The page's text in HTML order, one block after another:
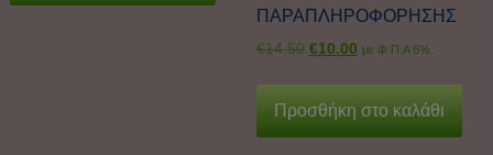
ΠΑΡΑΠΛΗΡΟΦΟΡΗΣΗΣ
€14.50 €10.00 με Φ.Π.Α 6%.
Προσθήκη στο καλάθι